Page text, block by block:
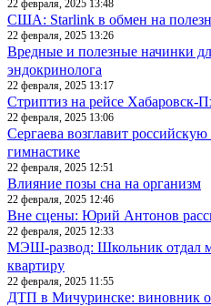
22 февраля, 2025 13:48
США: Starlink в обмен на
22 февраля, 2025 13:26
Вредные и полезные начинки
эндокринолога
22 февраля, 2025 13:17
Стриптиз на рейсе Хабаровск-
22 февраля, 2025 13:06
Сергаева возглавит
гимнастике
22 февраля, 2025 12:51
Влияние позы сна на организм
22 февраля, 2025 12:46
Вне сцены: Юрий Антонов
22 февраля, 2025 12:33
МЭШ-развод: Школьник отдал
квартиру
22 февраля, 2025 11:55
ДТП в Мичуринске: виновник